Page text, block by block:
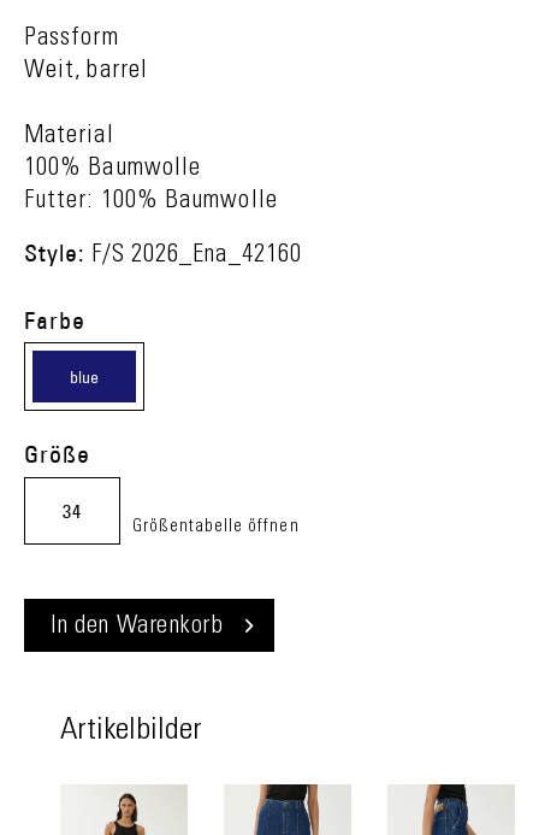
Passform
Weit, barrel
Material
100% Baumwolle
Futter: 100% Baumwolle
Style: F/S 2026_Ena_42160
Farbe
blue
Größe
34
Größentabelle öffnen
In den Warenkorb
Artikelbilder